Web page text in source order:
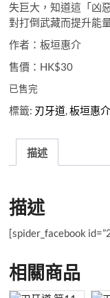
失巨大，知道這「凶
對打倒武藏而提升能
作者：板垣惠介
售價：HK$30
已售完
標籤: 刃牙道,板垣惠介
描述
描述
[spider_facebook
相關商品